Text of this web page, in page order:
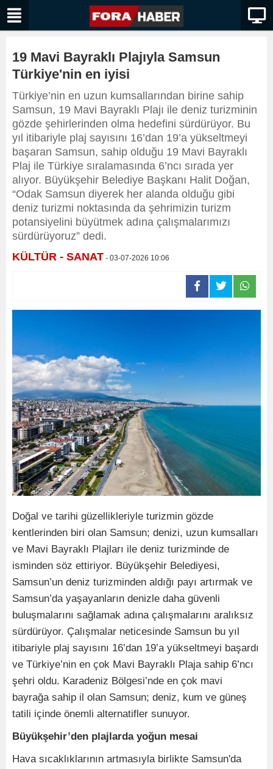
19 Mavi Bayraklı Plajıyla Samsun
Türkiye'nin en iyisi
Türkiye’nin en uzun kumsallarından birine sahip
Samsun, 19 Mavi Bayraklı Plajı ile deniz turizminin
gözde şehirlerinden olma hedefini sürdürüyor. Bu
yıl itibariyle plaj sayısını 16’dan 19’a yükseltmeyi
başaran Samsun, sahip olduğu 19 Mavi Bayraklı
Plaj ile Türkiye sıralamasında 6’ncı sırada yer
alıyor. Büyükşehir Belediye Başkanı Halit Doğan,
“Odak Samsun diyerek her alanda olduğu gibi
deniz turizmi noktasında da şehrimizin turizm
potansiyelini büyütmek adına çalışmalarımızı
sürdürüyoruz” dedi.
KÜLTÜR - SANAT - 03-07-2026 10:06
Doğal ve tarihi güzellikleriyle turizmin gözde
kentlerinden biri olan Samsun; denizi, uzun kumsalları
ve Mavi Bayraklı Plajları ile deniz turizminde de
isminden söz ettiriyor. Büyükşehir Belediyesi,
Samsun’un deniz turizminden aldığı payı artırmak ve
Samsun’da yaşayanların denizle daha güvenli
buluşmalarını sağlamak adına çalışmalarını aralıksız
sürdürüyor. Çalışmalar neticesinde Samsun bu yıl
itibariyle plaj sayısını 16’dan 19’a yükseltmeyi başardı
ve Türkiye’nin en çok Mavi Bayraklı Plaja sahip 6’ncı
şehri oldu. Karadeniz Bölgesi’nde en çok mavi
bayrağa sahip il olan Samsun; deniz, kum ve güneş
tatili içinde önemli alternatifler sunuyor.
Büyükşehir’den plajlarda yoğun mesai
Hava sıcaklıklarının artmasıyla birlikte Samsun'da